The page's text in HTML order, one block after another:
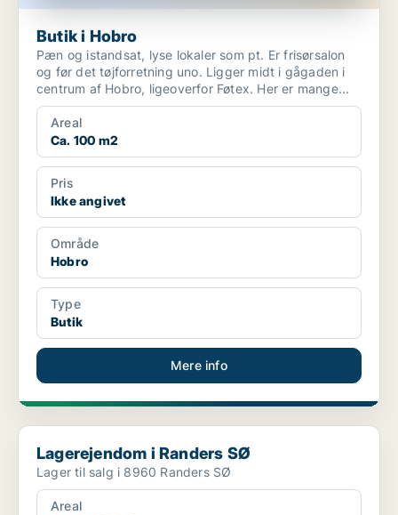
Butik i Hobro
Pæn og istandsat, lyse lokaler som pt. Er frisørsalon
og før det tøjforretning uno. Ligger midt i gågaden i
centrum af Hobro, ligeoverfor Føtex. Her er mange...
Areal
Ca. 100 m2
Pris
Ikke angivet
Område
Hobro
Type
Butik
Mere info
Lagerejendom i Randers SØ
Lagerejendom i Randers SØ
Lager til salg i 8960 Randers SØ
Areal